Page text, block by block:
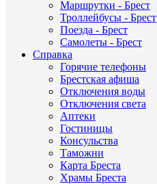
Маршрутки - Брест
Троллейбусы - Брест
Поезда - Брест
Самолеты - Брест
Справка
Горячие телефоны
Брестская афиша
Отключения воды
Отключения света
Аптеки
Гостиницы
Консульства
Таможни
Карта Бреста
Храмы Бреста